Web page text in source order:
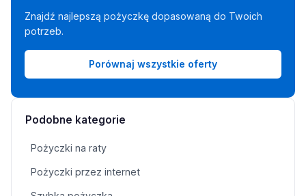
Znajdź najlepszą pożyczkę dopasowaną do Twoich
potrzeb.
Porównaj wszystkie oferty
Podobne kategorie
Pożyczki na raty
Pożyczki przez internet